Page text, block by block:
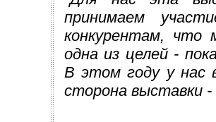
принимаем
конкурентам, что
одна из целей -
В этом году у нас
сторона выставки